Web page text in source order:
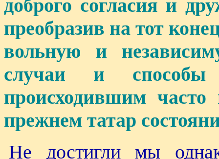
доброго согласия и
преобразив на тот
вольную и
случаи и
происходившим
прежнем татар
Не достигли мы